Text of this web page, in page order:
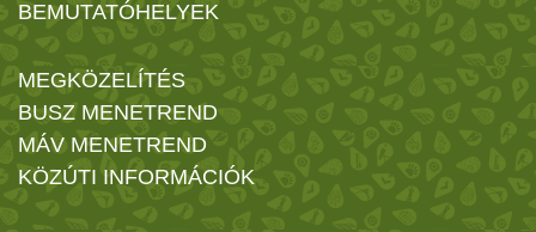
BEMUTATÓHELYEK
MEGKÖZELÍTÉS
BUSZ MENETREND
MÁV MENETREND
KÖZÚTI INFORMÁCIÓK